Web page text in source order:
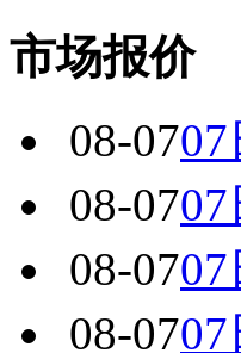
市场报价
08-07
08-07
08-07
08-07